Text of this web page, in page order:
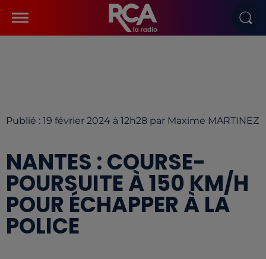
Publié : 19 février 2024 à 12h28 par Maxime MARTINEZ
NANTES : COURSE-
POURSUITE À 150 KM/H
POUR ÉCHAPPER À LA
POLICE